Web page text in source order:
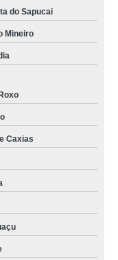
de Curitiba
do Sapucai
Mineiro
Caxias